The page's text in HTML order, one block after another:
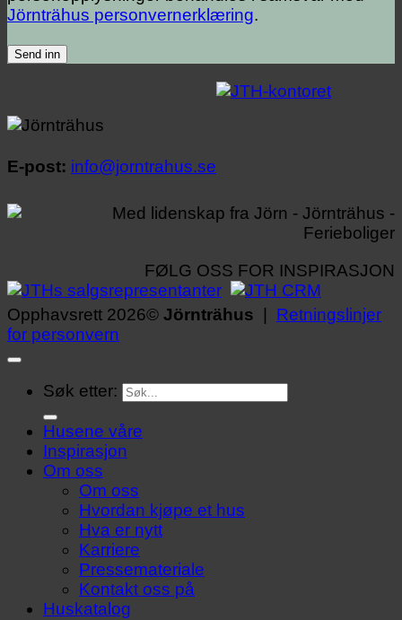
Jörnträhus personvernerklæring.
E-post: info@jorntrahus.se
FØLG OSS FOR INSPIRASJON
Opphavsrett 2026© Jörnträhus
Retningslinjer
for personvern
Søk etter:
Husene våre
Inspirasjon
Om oss
Om oss
Hvordan kjøpe et hus
Hva er nytt
Karriere
Pressemateriale
Kontakt oss på
Huskatalog